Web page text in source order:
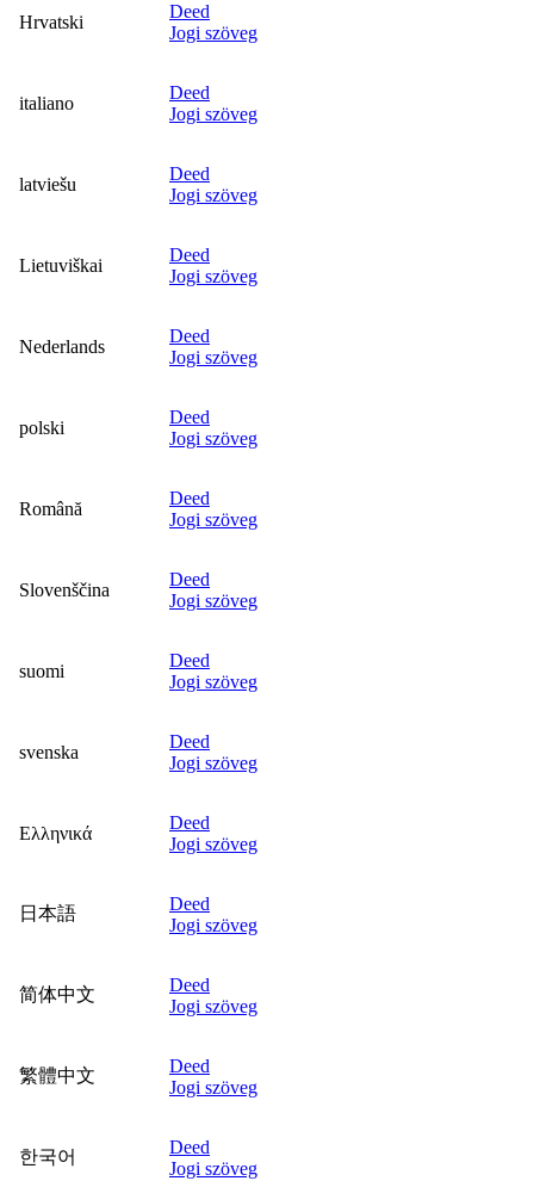
Hrvatski
Deed
Jogi szöveg
italiano
Deed
Jogi szöveg
latviešu
Deed
Jogi szöveg
Lietuviškai
Deed
Jogi szöveg
Nederlands
Deed
Jogi szöveg
polski
Deed
Jogi szöveg
Română
Deed
Jogi szöveg
Slovenščina
Deed
Jogi szöveg
suomi
Deed
Jogi szöveg
svenska
Deed
Jogi szöveg
Ελληνικά
Deed
Jogi szöveg
日本語
Deed
Jogi szöveg
简体中文
Deed
Jogi szöveg
繁體中文
Deed
Jogi szöveg
한국어
Deed
Jogi szöveg